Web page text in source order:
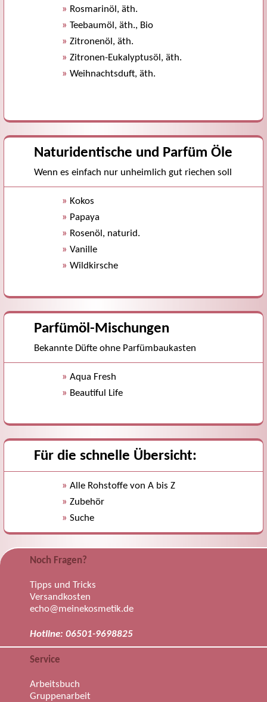
» Rosmarinöl, äth.
» Teebaumöl, äth., Bio
» Zitronenöl, äth.
» Zitronen-Eukalyptusöl, äth.
» Weihnachtsduft, äth.
Naturidentische und Parfüm Öle
Wenn es einfach nur unheimlich gut riechen soll
» Kokos
» Papaya
» Rosenöl, naturid.
» Vanille
» Wildkirsche
Parfümöl-Mischungen
Bekannte Düfte ohne Parfümbaukasten
» Aqua Fresh
» Beautiful Life
Für die schnelle Übersicht:
» Alle Rohstoffe von A bis Z
» Zubehör
» Suche
Noch Fragen?
Tipps und Tricks
Versandkosten
echo@meinekosmetik.de
Hotline: 06501-9698825
Service
Arbeitsbuch
Gruppenarbeit